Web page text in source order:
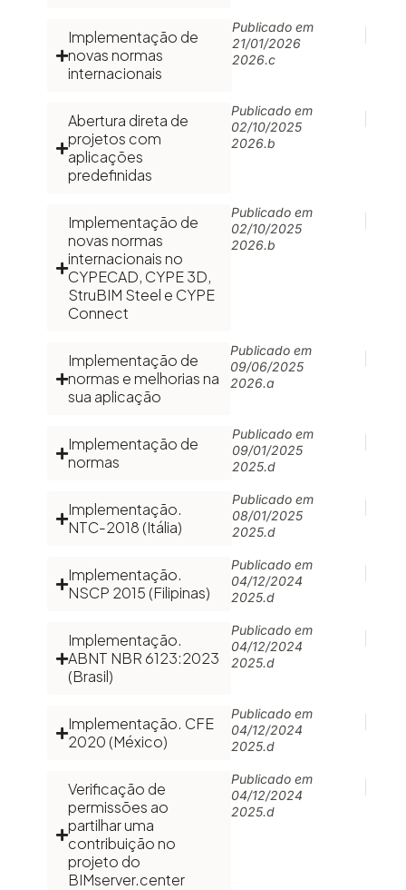
Implementação de
novas normas
internacionais
Publicado em
21/01/2026
2026.c
Abertura direta de
projetos com
aplicações
predefinidas
Publicado em
02/10/2025
2026.b
Implementação de
novas normas
internacionais no
CYPECAD, CYPE 3D,
StruBIM Steel e CYPE
Connect
Publicado em
02/10/2025
2026.b
Implementação de
normas e melhorias na
sua aplicação
Publicado em
09/06/2025
2026.a
Implementação de
normas
Publicado em
09/01/2025
2025.d
Implementação.
NTC-2018 (Itália)
Publicado em
08/01/2025
2025.d
Implementação.
NSCP 2015 (Filipinas)
Publicado em
04/12/2024
2025.d
Implementação.
ABNT NBR 6123:2023
(Brasil)
Publicado em
04/12/2024
2025.d
Implementação. CFE
2020 (México)
Publicado em
04/12/2024
2025.d
Verificação de
permissões ao
partilhar uma
contribuição no
projeto do
BIMserver.center
Publicado em
04/12/2024
2025.d